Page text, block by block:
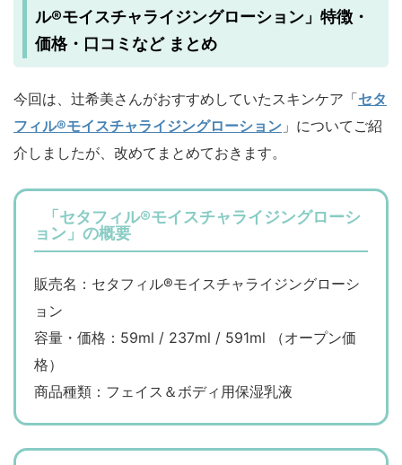
ル®モイスチャライジングローション 」特徴・
価格・口コミなど まとめ
今回は、辻希美さんがおすすめしていたスキンケア「セタ
フィル®モイスチャライジングローション 」についてご紹
介しましたが、改めてまとめておきます。
「セタフィル®モイスチャライジングローシ
ョン」の概要
販売名：セタフィル®モイスチャライジングローシ
ョン
容量・価格：59ml / 237ml / 591ml （オープン価
格）
商品種類：フェイス＆ボディ用保湿乳液